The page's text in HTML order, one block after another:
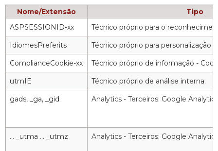
Nome/Extensão
Tipo
ASPSESSIONID-xx
Técnico próprio para o
IdiomesPreferits Técnico próprio para personalização
ComplianceCookie-xx Técnico próprio de informação -
utmIE Técnico próprio de análise interna
gads, _ga, _gid Analytics - Terceiros: Google
... _utma ... _utmz Analytics - Terceiros: Google